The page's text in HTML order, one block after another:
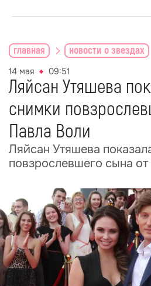
главная новости о звездах
14 мая 09:51
Ляйсан Утяшева
снимки
Павла Воли
Ляйсан Утяшева
повзрослевшего сына